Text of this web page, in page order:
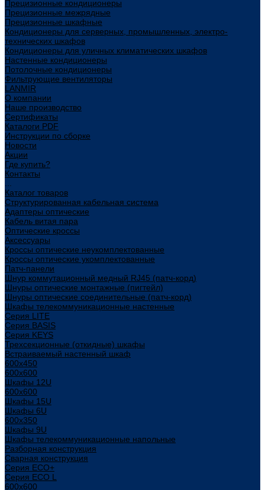
Прецизионные кондиционеры
Прецизионные межрядные
Прецизионные шкафные
Кондиционеры для серверных, промышленных, электро-
технических шкафов
Кондиционеры для уличных климатических шкафов
Настенные кондиционеры
Потолочные кондиционеры
Фильтрующие вентиляторы
LANMIR
О компании
Наше производство
Сертификаты
Каталоги PDF
Инструкции по сборке
Новости
Акции
Где купить?
Контакты
Каталог товаров
Структурированная кабельная система
Адаптеры оптические
Кабель витая пара
Оптические кроссы
Аксессуары
Кроссы оптические неукомплектованные
Кроссы оптические укомплектованные
Патч-панели
Шнур коммутационный медный RJ45 (патч-корд)
Шнуры оптические монтажные (пигтейл)
Шнуры оптические соединительные (патч-корд)
Шкафы телекоммуникационные настенные
Cерия LITE
Cерия BASIS
Cерия KEYS
Трехсекционные (откидные) шкафы
Встраиваемый настенный шкаф
600x450
600x600
Шкафы 12U
600x600
Шкафы 15U
Шкафы 6U
600x350
Шкафы 9U
Шкафы телекоммуникационные напольные
Разборная конструкция
Сварная конструкция
Серия ECO+
Серия ECO L
600x600